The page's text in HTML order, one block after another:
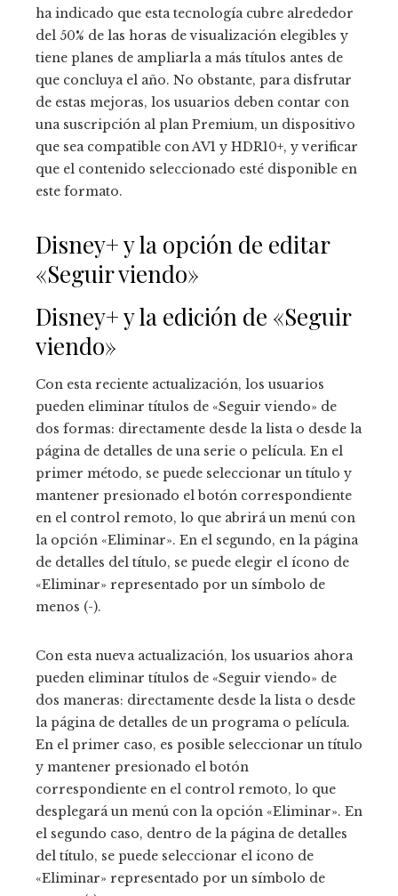
ha indicado que esta tecnología cubre alrededor
del 50% de las horas de visualización elegibles y
tiene planes de ampliarla a más títulos antes de
que concluya el año. No obstante, para disfrutar
de estas mejoras, los usuarios deben contar con
una suscripción al plan Premium, un dispositivo
que sea compatible con AV1 y HDR10+, y verificar
que el contenido seleccionado esté disponible en
este formato.
Disney+ y la opción de editar
«Seguir viendo»
Disney+ y la edición de «Seguir
viendo»
Con esta reciente actualización, los usuarios
pueden eliminar títulos de «Seguir viendo» de
dos formas: directamente desde la lista o desde la
página de detalles de una serie o película. En el
primer método, se puede seleccionar un título y
mantener presionado el botón correspondiente
en el control remoto, lo que abrirá un menú con
la opción «Eliminar». En el segundo, en la página
de detalles del título, se puede elegir el ícono de
«Eliminar» representado por un símbolo de
menos (-).
Con esta nueva actualización, los usuarios ahora
pueden eliminar títulos de «Seguir viendo» de
dos maneras: directamente desde la lista o desde
la página de detalles de un programa o película.
En el primer caso, es posible seleccionar un título
y mantener presionado el botón
correspondiente en el control remoto, lo que
desplegará un menú con la opción «Eliminar». En
el segundo caso, dentro de la página de detalles
del título, se puede seleccionar el icono de
«Eliminar» representado por un símbolo de